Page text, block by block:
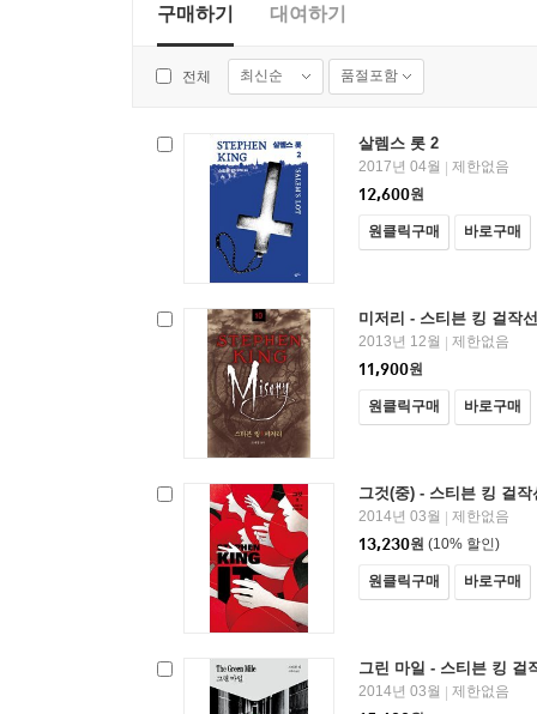
구매하기 대여하기
전체 최신순 품절포함
살렘스 롯 2
2017년 04월 | 제한없음
12,600원
원클릭구매 바로구매
미저리 - 스티븐 킹 걸작
2013년 12월 | 제한없음
11,900원
원클릭구매 바로구매
그것(중) - 스티븐 킹 걸작
2014년 03월 | 제한없음
13,230원 (10% 할인)
원클릭구매 바로구매
그린 마일 - 스티븐 킹 걸
2014년 03월 | 제한없음